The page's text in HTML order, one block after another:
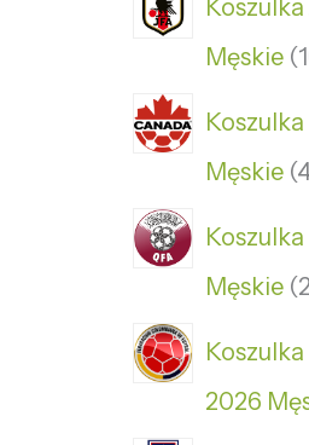
Męskie
Męskie
Męskie 2
2026